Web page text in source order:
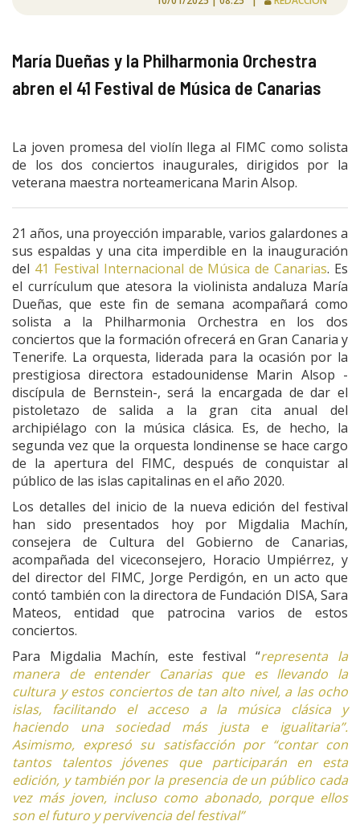
María Dueñas y la Philharmonia Orchestra
abren el 41 Festival de Música de Canarias
La joven promesa del violín llega al FIMC como solista
de los dos conciertos inaugurales, dirigidos por la
veterana maestra norteamericana Marin Alsop.
21 años, una proyección imparable, varios galardones a
sus espaldas y una cita imperdible en la inauguración
del 41 Festival Internacional de Música de Canarias. Es
el currículum que atesora la violinista andaluza María
Dueñas, que este fin de semana acompañará como
solista a la Philharmonia Orchestra en los dos
conciertos que la formación ofrecerá en Gran Canaria y
Tenerife. La orquesta, liderada para la ocasión por la
prestigiosa directora estadounidense Marin Alsop -
discípula de Bernstein-, será la encargada de dar el
pistoletazo de salida a la gran cita anual del
archipiélago con la música clásica. Es, de hecho, la
segunda vez que la orquesta londinense se hace cargo
de la apertura del FIMC, después de conquistar al
público de las islas capitalinas en el año 2020.
Los detalles del inicio de la nueva edición del festival
han sido presentados hoy por Migdalia Machín,
consejera de Cultura del Gobierno de Canarias,
acompañada del viceconsejero, Horacio Umpiérrez, y
del director del FIMC, Jorge Perdigón, en un acto que
contó también con la directora de Fundación DISA, Sara
Mateos, entidad que patrocina varios de estos
conciertos.
Para Migdalia Machín, este festival “representa la
manera de entender Canarias que es llevando la
cultura y estos conciertos de tan alto nivel, a las ocho
islas, facilitando el acceso a la música clásica y
haciendo una sociedad más justa e igualitaria”.
Asimismo, expresó su satisfacción por “contar con
tantos talentos jóvenes que participarán en esta
edición, y también por la presencia de un público cada
vez más joven, incluso como abonado, porque ellos
son el futuro y pervivencia del festival”